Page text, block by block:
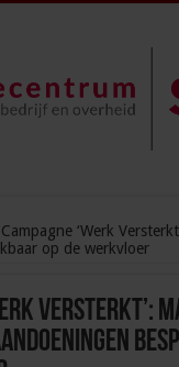
Campagne ‘Werk
op de werkvloer
Versterkt’: